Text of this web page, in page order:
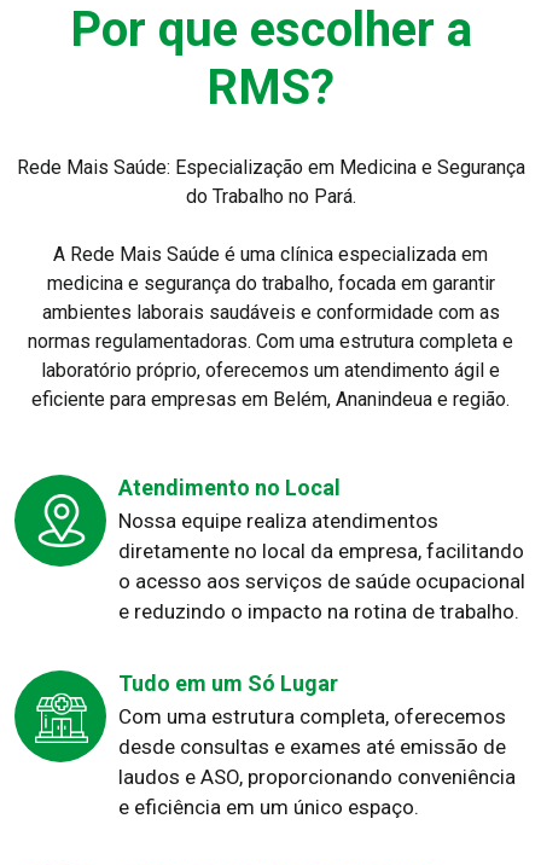
Por que escolher a
RMS?
Rede Mais Saúde: Especialização em Medicina e Segurança
do Trabalho no Pará.
A Rede Mais Saúde é uma clínica especializada em
medicina e segurança do trabalho, focada em garantir
ambientes laborais saudáveis e conformidade com as
normas regulamentadoras. Com uma estrutura completa e
laboratório próprio, oferecemos um atendimento ágil e
eficiente para empresas em Belém, Ananindeua e região.
Atendimento no Local
Nossa equipe realiza atendimentos
diretamente no local da empresa, facilitando
o acesso aos serviços de saúde ocupacional
e reduzindo o impacto na rotina de trabalho.
Tudo em um Só Lugar
Com uma estrutura completa, oferecemos
desde consultas e exames até emissão de
laudos e ASO, proporcionando conveniência
e eficiência em um único espaço.